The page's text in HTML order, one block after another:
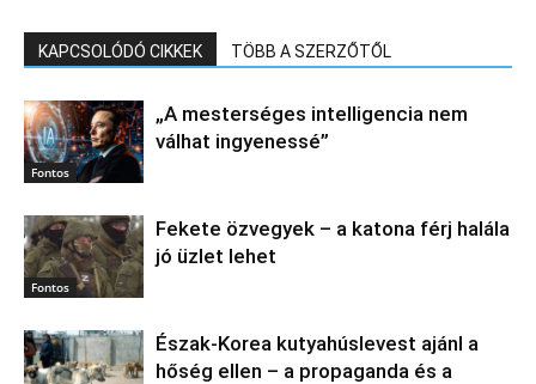
KAPCSOLÓDÓ CIKKEK TÖBB A SZERZŐTŐL
Fontos
„A mesterséges intelligencia nem
válhat ingyenessé”
Fontos
Fekete özvegyek – a katona férj halála
jó üzlet lehet
Észak‑Korea kutyahúslevest ajánl a
hőség ellen – a propaganda és a